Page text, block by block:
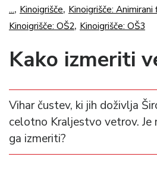
..., Kinoigrišče, Kinoigrišče: Animirani
Kinoigrišče: OŠ2, Kinoigrišče: OŠ3
Kako izmeriti
Vihar čustev, ki jih doživlja
celotno Kraljestvo vetrov. Je
ga izmeriti?